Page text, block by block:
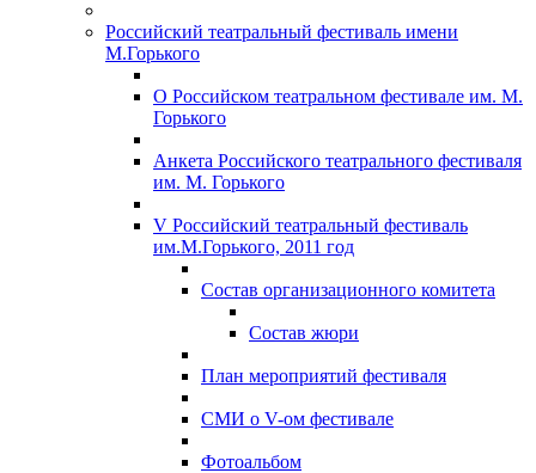
Российский театральный фестиваль имени
М.Горького
О Российском театральном фестивале им. М.
Горького
Анкета Российского театрального фестиваля
им. М. Горького
V Российский театральный фестиваль
им.М.Горького, 2011 год
Состав организационного комитета
Состав жюри
План мероприятий фестиваля
СМИ о V-ом фестивале
Фотоальбом